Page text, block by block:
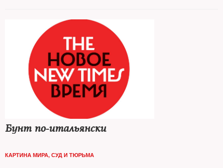
Бунт по-итальянски
КАРТИНА МИРА, СУД И ТЮРЬМА